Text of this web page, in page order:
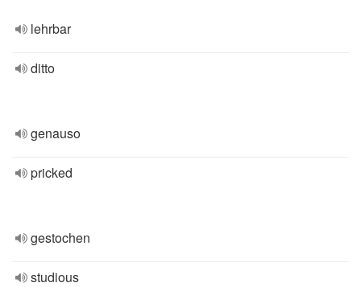
lehrbar
ditto
genauso
pricked
gestochen
studious